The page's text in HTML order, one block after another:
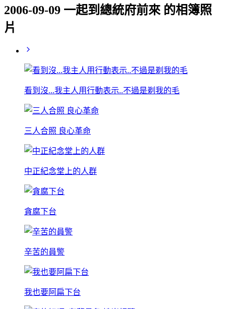
2006-09-09 一起到總統府前來 的相簿照
片
看到沒...我主人用行動表示..不過是剃我的毛
三人合照 良心革命
中正紀念堂上的人群
貪腐下台
辛苦的員警
我也要阿扁下台